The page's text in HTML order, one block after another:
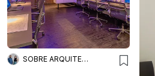
SOBRE ARQUITETURA